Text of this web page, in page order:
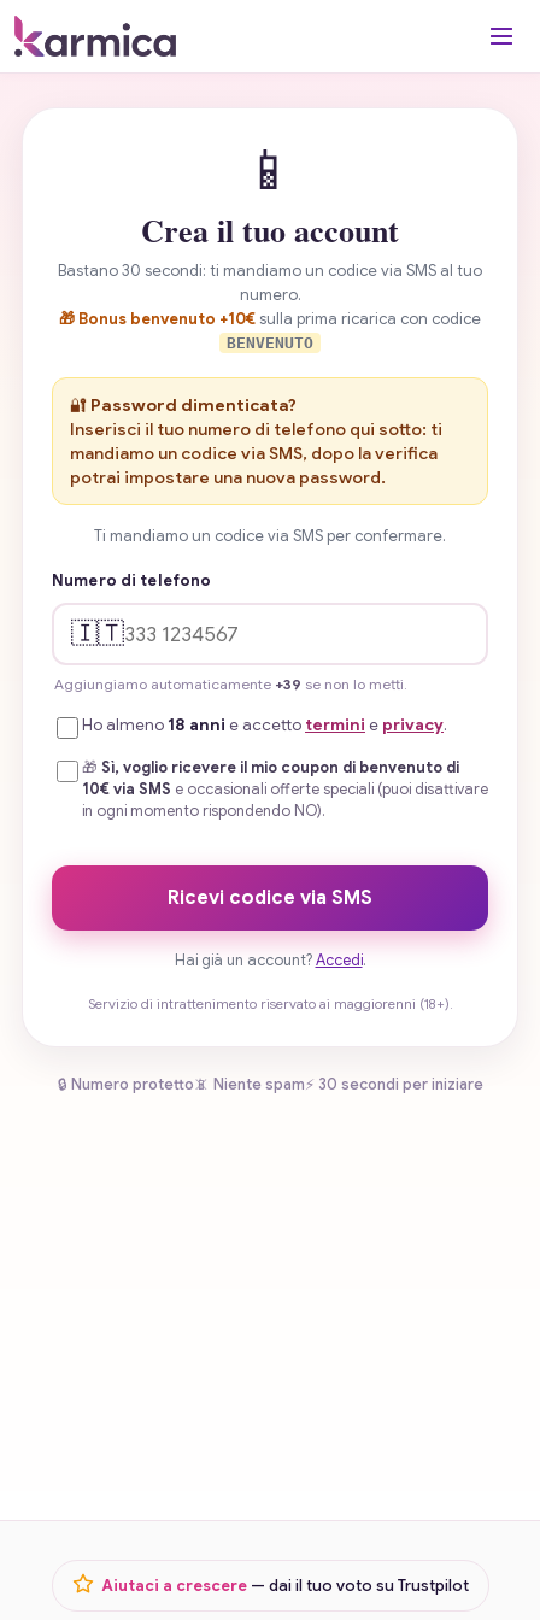
📱
Crea il tuo account
Bastano 30 secondi: ti mandiamo un codice via SMS al tuo
numero.
🎁 Bonus benvenuto +10€ sulla prima ricarica con codice
BENVENUTO
🔐 Password dimenticata?
Inserisci il tuo numero di telefono qui sotto: ti
mandiamo un codice via SMS, dopo la verifica
potrai impostare una nuova password.
Ti mandiamo un codice via SMS per confermare.
Numero di telefono
🇮🇹
Aggiungiamo automaticamente +39 se non lo metti.
Ho almeno 18 anni e accetto termini e privacy.
🎁 Sì, voglio ricevere il mio coupon di benvenuto di
10€ via SMS e occasionali offerte speciali (puoi disattivare
in ogni momento rispondendo NO).
Ricevi codice via SMS
Hai già un account?Accedi.
Servizio di intrattenimento riservato ai maggiorenni (18+).
🔒 Numero protetto📵 Niente spam⚡ 30 secondi per iniziare
Aiutaci a crescere— dai il tuo voto su Trustpilot